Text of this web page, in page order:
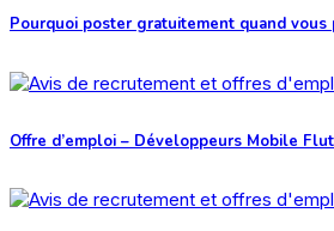
Pourquoi poster gratuitement quand vous
Offre d’emploi – Développeurs Mobile